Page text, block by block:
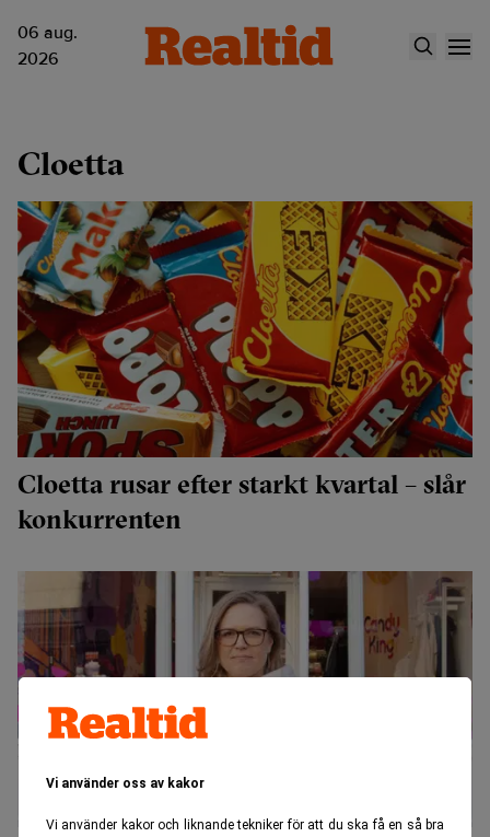
Vi använder oss av kakor
Vi använder kakor och liknande tekniker för att du ska få en så bra
06 aug.
2026
Cloetta
Cloetta rusar efter starkt kvartal – slår
konkurrenten